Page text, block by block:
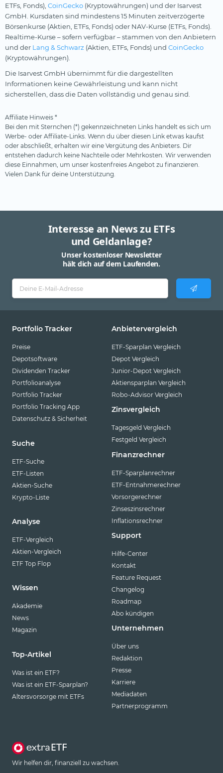
ETFs, Fonds), CoinGecko (Kryptowährungen) und der Isarvest
GmbH. Kursdaten sind mindestens 15 Minuten zeitverzögerte
Börsenkurse (Aktien, ETFs, Fonds) oder NAV-Kurse (ETFs, Fonds).
Realtime-Kurse – sofern verfügbar – stammen von den Anbietern
und der Lang & Schwarz (Aktien, ETFs, Fonds) und CoinGecko
(Kryptowährungen).
Die Isarvest GmbH übernimmt für die dargestellten
Informationen keine Gewährleistung und kann nicht
sicherstellen, dass die Daten vollständig und genau sind.
Affiliate Hinweis *
Bei den mit Sternchen (*) gekennzeichneten Links handelt es sich um
Werbe- oder Affiliate-Links. Wenn du über diesen Link etwas kaufst
oder abschließt, erhalten wir eine Vergütung des Anbieters. Dir
entstehen dadurch keine Nachteile oder Mehrkosten. Wir verwenden
diese Einnahmen, um unser kostenfreies Angebot zu finanzieren.
Vielen Dank für deine Unterstützung.
Interesse an News zu ETFs
und Geldanlage?
Unser kostenloser Newsletter
hält dich auf dem Laufenden.
Portfolio Tracker
Preise
Depotsoftware
Dividenden Tracker
Portfolioanalyse
Portfolio Tracker
Portfolio Tracking App
Datenschutz & Sicherheit
Suche
ETF-Suche
ETF-Listen
Aktien-Suche
Krypto-Liste
Analyse
ETF-Vergleich
Aktien-Vergleich
ETF Top Flop
Wissen
Akademie
News
Magazin
Top-Artikel
Was ist ein ETF?
Was ist ein ETF-Sparplan?
Altersvorsorge mit ETFs
Anbietervergleich
ETF-Sparplan Vergleich
Depot Vergleich
Junior-Depot Vergleich
Aktiensparplan Vergleich
Robo-Advisor Vergleich
Zinsvergleich
Tagesgeld Vergleich
Festgeld Vergleich
Finanzrechner
ETF-Sparplanrechner
ETF-Entnahmerechner
Vorsorgerechner
Zinseszinsrechner
Inflationsrechner
Support
Hilfe-Center
Kontakt
Feature Request
Changelog
Roadmap
Abo kündigen
Unternehmen
Über uns
Redaktion
Presse
Karriere
Mediadaten
Partnerprogramm
Wir helfen dir, finanziell zu wachsen.